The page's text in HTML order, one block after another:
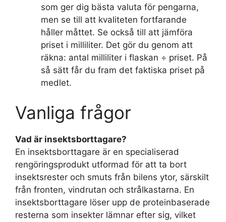
som ger dig bästa valuta för pengarna,
men se till att kvaliteten fortfarande
håller måttet. Se också till att jämföra
priset i milliliter. Det gör du genom att
räkna: antal milliliter i flaskan ÷ priset. På
så sätt får du fram det faktiska priset på
medlet.
Vanliga frågor
Vad är insektsborttagare?
En insektsborttagare är en specialiserad
rengöringsprodukt utformad för att ta bort
insektsrester och smuts från bilens ytor, särskilt
från fronten, vindrutan och strålkastarna. En
insektsborttagare löser upp de proteinbaserade
resterna som insekter lämnar efter sig, vilket